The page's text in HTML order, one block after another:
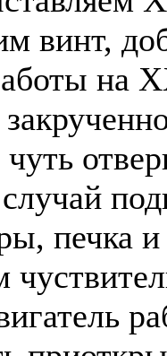
винт,
на
печка и